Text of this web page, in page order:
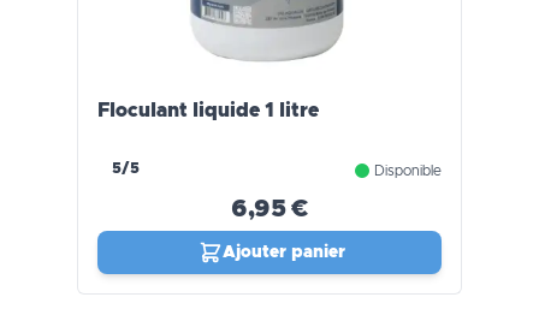
Floculant liquide 1 litre
5/5 Disponible
6,95 €
Ajouter panier